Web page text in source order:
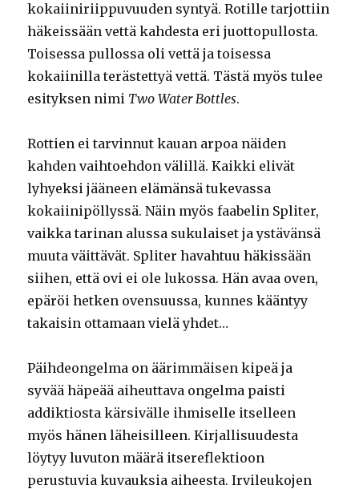
kokaiiniriippuvuuden syntyä. Rotille tarjottiin
häkeissään vettä kahdesta eri juottopullosta.
Toisessa pullossa oli vettä ja toisessa
kokaiinilla terästettyä vettä. Tästä myös tulee
esityksen nimi Two Water Bottles.
Rottien ei tarvinnut kauan arpoa näiden
kahden vaihtoehdon välillä. Kaikki elivät
lyhyeksi jääneen elämänsä tukevassa
kokaiinipöllyssä. Näin myös faabelin Spliter,
vaikka tarinan alussa sukulaiset ja ystävänsä
muuta väittävät. Spliter havahtuu häkissään
siihen, että ovi ei ole lukossa. Hän avaa oven,
epäröi hetken ovensuussa, kunnes kääntyy
takaisin ottamaan vielä yhdet…
Päihdeongelma on äärimmäisen kipeä ja
syvää häpeää aiheuttava ongelma paisti
addiktiosta kärsivälle ihmiselle itselleen
myös hänen läheisilleen. Kirjallisuudesta
löytyy luvuton määrä itsereflektioon
perustuvia kuvauksia aiheesta. Irvileukojen